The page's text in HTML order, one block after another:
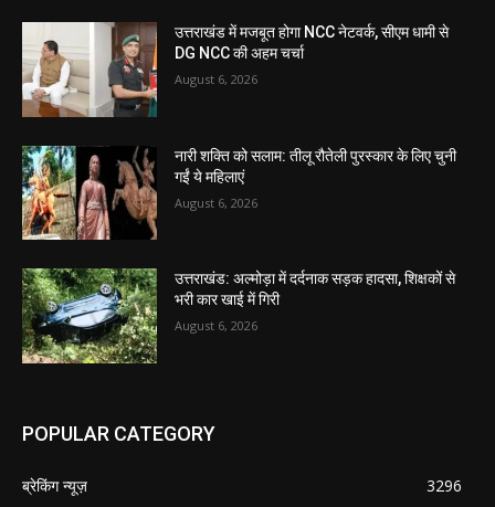
उत्तराखंड में मजबूत होगा NCC नेटवर्क, सीएम धामी से
DG NCC की अहम चर्चा
August 6, 2026
नारी शक्ति को सलाम: तीलू रौतेली पुरस्कार के लिए चुनी
गईं ये महिलाएं
August 6, 2026
उत्तराखंड: अल्मोड़ा में दर्दनाक सड़क हादसा, शिक्षकों से
भरी कार खाई में गिरी
August 6, 2026
POPULAR CATEGORY
ब्रेकिंग न्यूज़
3296